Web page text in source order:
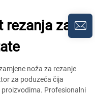
za
noža za rezanje
za poduzeća čija
Profesionalni